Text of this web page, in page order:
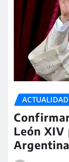
ACTUALIDAD
León XIV
Argentina